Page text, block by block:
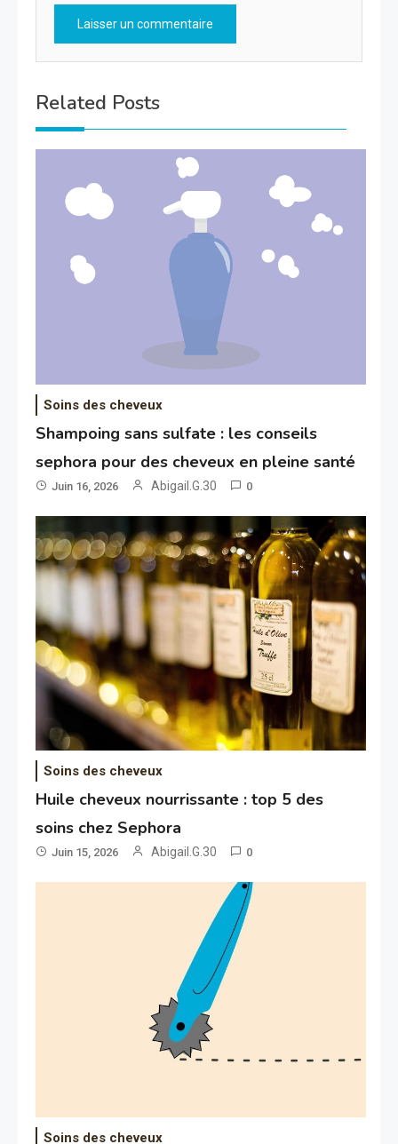
Related Posts
Soins des cheveux
Shampoing sans sulfate : les conseils
sephora pour des cheveux en pleine santé
Juin 16, 2026 Abigail.G.30 0
Soins des cheveux
Huile cheveux nourrissante : top 5 des
soins chez Sephora
Juin 15, 2026 Abigail.G.30 0
Soins des cheveux